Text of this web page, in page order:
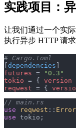
实践项目：
让我们通过一个实
执行异步 HTTP 请
# Cargo.toml
dependencies
futures =
"0.3"
tokio = { version
reqwest = {
// main.rs
use reqwest :: Error
use tokio;